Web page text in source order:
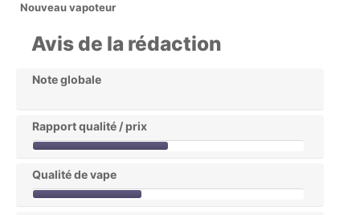
Nouveau vapoteur
Avis de la rédaction
Note globale
Rapport qualité / prix
Qualité de vape